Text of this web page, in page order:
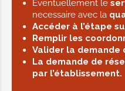
Eventuellement le
necessaire avec la
Accéder à l’étape
Remplir les
Valider la demande
La demande de
par l’établissement.